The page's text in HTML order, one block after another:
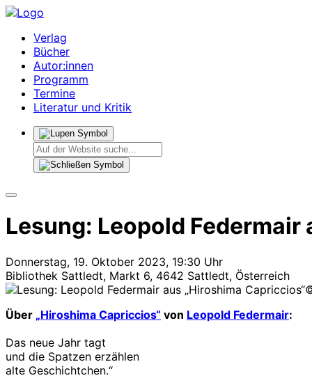
Verlag
Bücher
Autor:innen
Programm
Termine
Literatur und Kritik
Lesung: Leopold Federmair
Donnerstag, 19. Oktober 2023, 19:30 Uhr
Bibliothek Sattledt, Markt 6, 4642 Sattledt, Österreich
Über „Hiroshima Capriccios“ von Leopold Federmair:
Das neue Jahr tagt
und die Spatzen erzählen
alte Geschichtchen.“